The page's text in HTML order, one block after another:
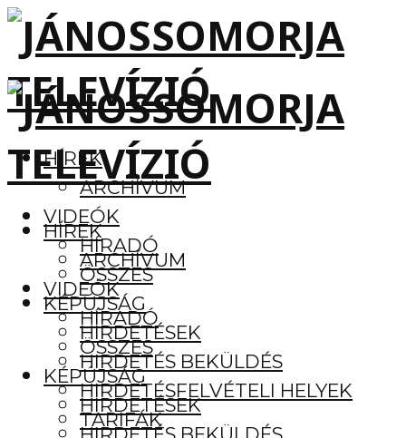
HÍREK
ARCHÍVUM
VIDEÓK
HÍRADÓ
ÖSSZES
KÉPÚJSÁG
HIRDETÉSEK
HIRDETÉS BEKÜLDÉS
HIRDETÉSFELVÉTELI HELYEK
TARIFÁK
HÍREK
ARCHÍVUM
VIDEÓK
HÍRADÓ
ÖSSZES
KÉPÚJSÁG
HIRDETÉSEK